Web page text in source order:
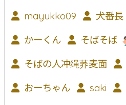
mayukko09 犬番長
かーくん そばそば
そばの人冲绳荞麦面
おーちゃん saki